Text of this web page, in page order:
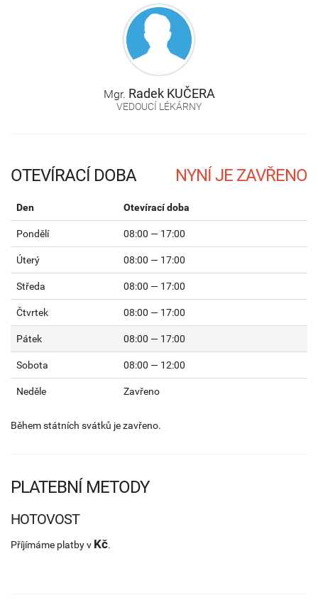
Mgr. Radek KUČERA
VEDOUCÍ LÉKÁRNY
OTEVÍRACÍ DOBA
Den Otevírací doba
Pondělí 08:00 — 17:00
Úterý 08:00 — 17:00
Středa 08:00 — 17:00
Čtvrtek 08:00 — 17:00
Pátek 08:00 — 17:00
Sobota 08:00 — 12:00
Neděle Zavřeno
Během státních svátků je zavřeno.
PLATEBNÍ METODY
HOTOVOST
Příjímáme platby v Kč.